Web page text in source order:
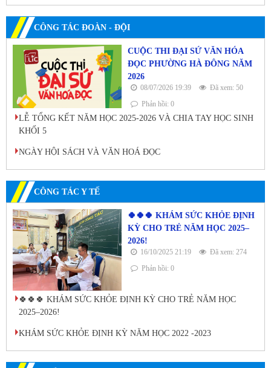
CÔNG TÁC ĐOÀN - ĐỘI
CUỘC THI ĐẠI SỨ VĂN HÓA
ĐỌC PHƯỜNG HÀ ĐÔNG NĂM
2026
08/07/2026 19:39
Đã xem: 50
Phản hồi: 0
LỄ TỔNG KẾT NĂM HỌC 2025-2026 VÀ CHIA TAY HỌC SINH
KHỐI 5
NGÀY HỘI SÁCH VÀ VĂN HOÁ ĐỌC
CÔNG TÁC Y TẾ
🍀🍀🍀 KHÁM SỨC KHỎE ĐỊNH
KỲ CHO TRẺ NĂM HỌC 2025–
2026!
16/10/2025 21:19
Đã xem: 274
Phản hồi: 0
🍀🍀🍀 KHÁM SỨC KHỎE ĐỊNH KỲ CHO TRẺ NĂM HỌC
2025–2026!
KHÁM SỨC KHỎE ĐỊNH KỲ NĂM HỌC 2022 -2023